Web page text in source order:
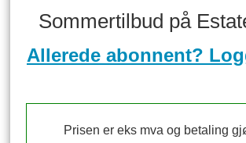
Sommertilbud på
Allerede abonnent?
Prisen er eks mva og betaling